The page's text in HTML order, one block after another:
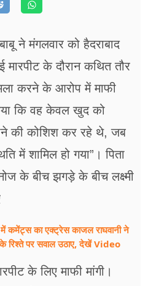
ने मंगलवार को हैदराबाद
के दौरान कथित तौर
करने के आरोप में माफी
कि वह केवल खुद को
की कोशिश कर रहे थे, जब
में शामिल हो गया”। पिता
के बीच झगड़े के बीच लक्ष्मी
का एक्ट्रेस काजल राघवानी ने
रिश्ते पर सवाल उठाए, देखें Video
के लिए माफी मांगी।